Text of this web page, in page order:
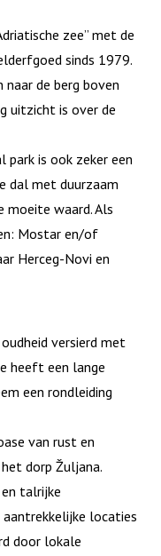
zee” met de
sinds 1979.
de berg boven
uitzicht is over de
is ook zeker een
dal met duurzaam
moeite waard. Als
Mostar en/of
Herceg-Novi en
versierd met
heeft een lange
een rondleiding
van rust en
dorp Žuljana.
talrijke
aantrekkelijke locaties
door lokale